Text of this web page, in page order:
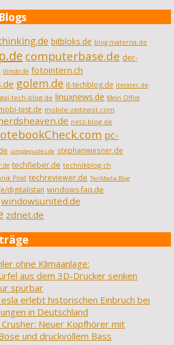
bitbloks.de blog.materna.de
computerbase.de der-
dimdo.de fotointern.ch
golem.de it-techblog.de iteratec.de
tech-blog.de linuxnews.de Mein Office
test.de mobile-zeitgeist.com
netz-blog.de
pc-
simpleguides.de stephanwiesner.de
techfieber.de technikblog.ch
Pirat techreviewer.de TenMedia Blog
digitalistan windows-faq.de
windowsunited.de
zdnet.de
ohne Klimaanlage:
aus dem 3D-Drucker senken
spürbar
erlebt historischen Einbruch bei
in Deutschland
Crusher: Neuer Kopfhörer mit
und druckvollem Bass